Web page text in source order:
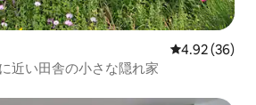
レビュー36
4.92 (36)
近い田舎の小さな隠れ家